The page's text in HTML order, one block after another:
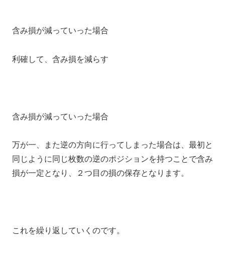
含み損が減っていった場合
利確して、含み損を減らす
含み損が減っていった場合
万が一、また逆の方向に行ってしまった場合は、最初と
同じように同じ枚数の逆のポジションを持つことで含み
損が一定となり、２つ目の損の保存となります。
これを繰り返していくのです。